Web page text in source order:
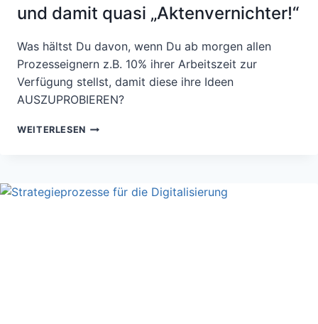
und damit quasi „Aktenvernichter!“
Was hältst Du davon, wenn Du ab morgen allen
Prozesseignern z.B. 10% ihrer Arbeitszeit zur
Verfügung stellst, damit diese ihre Ideen
AUSZUPROBIEREN?
WEITERLESEN BRIEFKÄSTEN
QUASI